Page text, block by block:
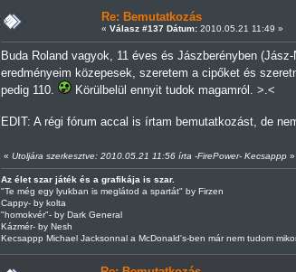
Re: Bemutatkozás
« Válasz #137 Dátum:2010.05.21 11:49 »
Buda Roland vagyok, 11 éves és Jászberényben
eredményeim közepesek, szeretem a cipőket és
pedig 110.
Körülbelül ennyit tudok magamról. >.<
EDIT: A régi fórum accal is írtam bemutatkozást, de
« Utoljára szerkesztve: 2010.05.21 11:56 írta -FirePower- Kecsappp»
Az élet szar játék és a grafikája is szar.
"Te még egy lyukban is meglátod a spartát" by Firzen
Cappy- by kolta
"homokvér"- by Dark General
Kázmér- by Nesh
Kecsappp Michael Jacksonnal a McDonald's-ben már nem tudom